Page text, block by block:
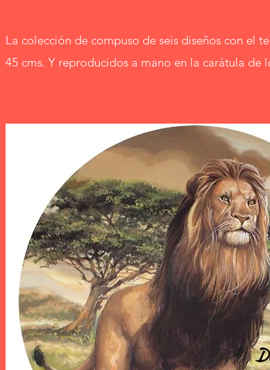
La colección de compuso de seis diseños con el
45 cms. Y reproducidos a mano en la carátula de